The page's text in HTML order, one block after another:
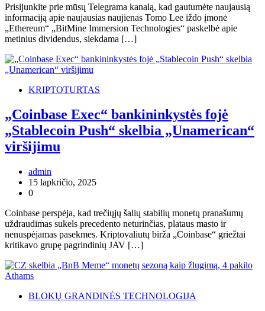
Prisijunkite prie mūsų Telegrama kanalą, kad gautumėte naujausią
informaciją apie naujausias naujienas Tomo Lee iždo įmonė
„Ethereum“ „BitMine Immersion Technologies“ paskelbė apie
metinius dividendus, siekdama […]
KRIPTOTURTAS
„Coinbase Exec“ bankininkystės fojė
„Stablecoin Push“ skelbia „Unamerican“
viršijimu
admin
15 lapkričio, 2025
0
Coinbase perspėja, kad trečiųjų šalių stabilių monetų pranašumų
uždraudimas sukels precedento neturinčias, plataus masto ir
nenuspėjamas pasekmes. Kriptovaliutų birža „Coinbase“ griežtai
kritikavo grupę pagrindinių JAV […]
BLOKŲ GRANDINĖS TECHNOLOGIJA